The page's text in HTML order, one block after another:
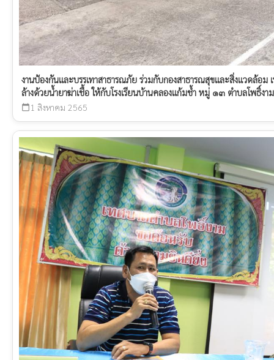
งานป้องกันและบรรเทาสาธารณภัย ร่วมกับกองสาธารณสุขและสิ่งแวดล้อม
ล้างด้วยน้ำยาฆ่าเชื้อ ให้กับโรงเรียนบ้านคลองแก้มช้ำ หมู่ ๑๓ ตำบลโพธิ์งาม
calendar_today 1 สิงหาคม 2565